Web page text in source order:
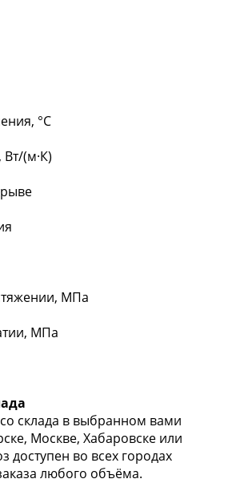
°С
(м·К)
МПа
МПа
склада в выбранном вами
Москве, Хабаровске или
доступен во всех городах
любого объёма.